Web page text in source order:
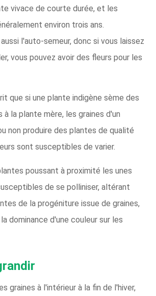
vivace de courte durée, et les
environ trois ans.
l'auto-semeur, donc si vous laissez
vous pouvez avoir des fleurs pour les
que si une plante indigène sème des
à la plante mère, les graines d'un
non produire des plantes de qualité
sont susceptibles de varier.
poussant à proximité les unes
de se polliniser, altérant
de la progéniture issue de graines,
dominance d'une couleur sur les
graines à l'intérieur à la fin de l'hiver,